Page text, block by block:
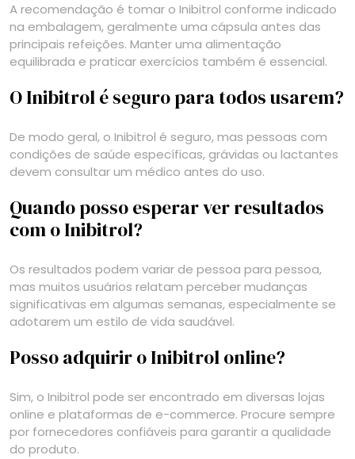
A recomendação é tomar o Inibitrol conforme indicado
na embalagem, geralmente uma cápsula antes das
principais refeições. Manter uma alimentação
equilibrada e praticar exercícios também é essencial.
O Inibitrol é seguro para todos usarem?
De modo geral, o Inibitrol é seguro, mas pessoas com
condições de saúde específicas, grávidas ou lactantes
devem consultar um médico antes do uso.
Quando posso esperar ver resultados
com o Inibitrol?
Os resultados podem variar de pessoa para pessoa,
mas muitos usuários relatam perceber mudanças
significativas em algumas semanas, especialmente se
adotarem um estilo de vida saudável.
Posso adquirir o Inibitrol online?
Sim, o Inibitrol pode ser encontrado em diversas lojas
online e plataformas de e-commerce. Procure sempre
por fornecedores confiáveis para garantir a qualidade
do produto.